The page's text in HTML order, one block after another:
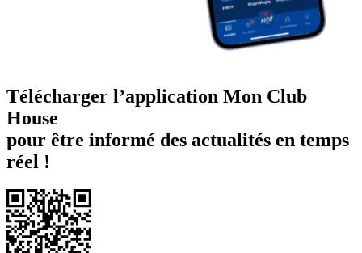
Télécharger l’application Mon Club
House
pour être informé des actualités en temps
réel !